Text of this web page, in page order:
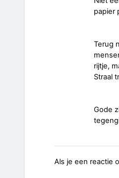
papier
Terug
rijtje,
Straal
Gode
Als je een reactie